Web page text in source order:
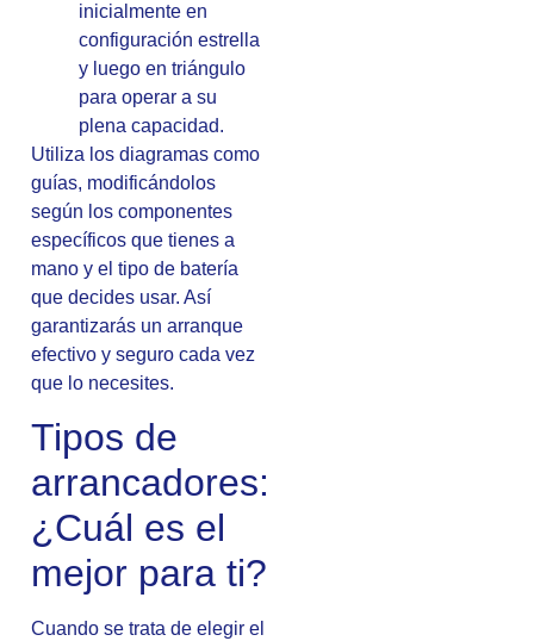
inicialmente en
configuración estrella
y luego en triángulo
para operar a su
plena capacidad.
Utiliza los diagramas como
guías, modificándolos
según los componentes
específicos que tienes a
mano y el tipo de batería
que decides usar. Así
garantizarás un arranque
efectivo y seguro cada vez
que lo necesites.
Tipos de
arrancadores:
¿Cuál es el
mejor para ti?
Cuando se trata de elegir el